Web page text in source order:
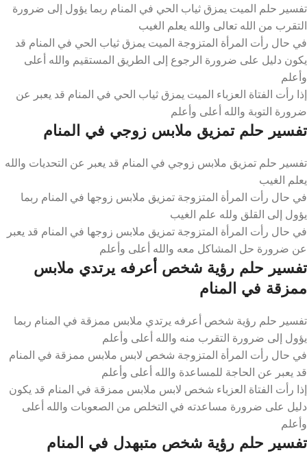
تفسير حلم الميت يمزق ثياب الحي في المنام ربما يؤول إلى ضرورة
التقرب من الله تعالى والله يعلم الغيب
في حال رأت المرأة المتزوجة الميت يمزق ثياب الحي في المنام قد
يكون دليل على ضرورة الرجوع إلى الطريق المستقيم والله أعلى
وأعلم
إذا رأت الفتاة العزباء الميت يمزق ثياب الحي في المنام قد يعبر عن
ضرورة التوبة والله أعلى وأعلم
تفسير حلم تمزيق ملابس زوجي في المنام
تفسير حلم تمزيق ملابس زوجي في المنام قد يعبر عن التحديات والله
يعلم الغيب
في حال رأت المرأة المتزوجة تمزيق ملابس زوجها في المنام ربما
يؤول إلى القلق ولله علم الغيب
في حال رأت المرأة المتزوجة تمزيق ملابس زوجها في المنام قد يعبر
عن ضرورة حل المشاكل معه والله أعلى وأعلم
تفسير حلم رؤية شخص أعرفه يرتدي ملابس
ممزقة في المنام
تفسير حلم رؤية شخص أعرفه يرتدي ملابس ممزقة في المنام ربما
يؤول إلى ضرورة التقرب منه والله أعلى وأعلم
في حال رأت المرأة المتزوجة شخص لابس ملابس ممزقة في المنام
قد يعبر عن الحاجة للمساعدة والله أعلى وأعلم
إذا رأت الفتاة العزباء شخص لابس ملابس ممزقة في المنام قد يكون
دليل على ضرورة مساعدته في التخلص من الصعوبات والله أعلى
وأعلم
تفسير حلم رؤية شخص متبهدل في المنام